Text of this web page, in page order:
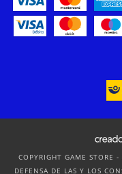
COPYRIGHT GAME STORE
DEFENSA DE LAS Y LOS